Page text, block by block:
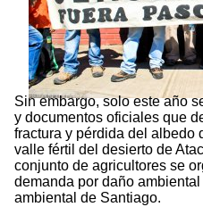
Sin embargo, solo este año
y documentos oficiales que
fractura y pérdida del albedo
valle fértil del desierto de
conjunto de agricultores se
demanda por daño
ambiental de Santiago.